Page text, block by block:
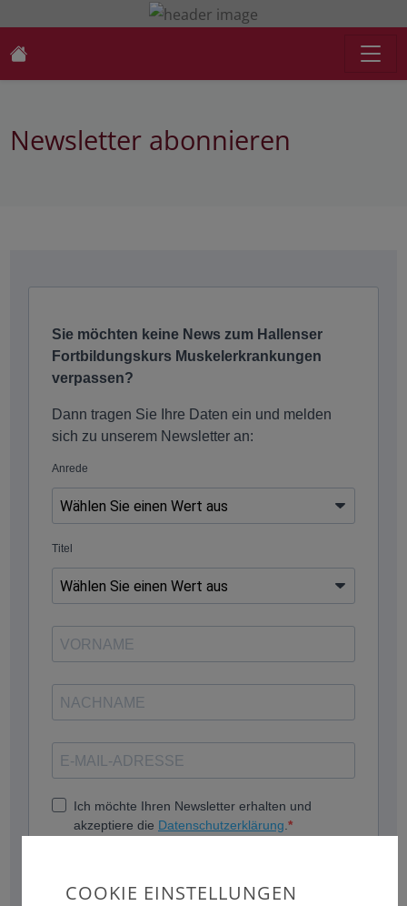
Newsletter abonnieren
COOKIE EINSTELLUNGEN